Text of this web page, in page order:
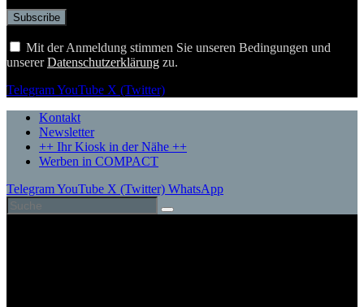
Mit der Anmeldung stimmen Sie unseren Bedingungen und
unsererDatenschutzerklärung zu.
TelegramYouTube X (Twitter)
Kontakt
Newsletter
++ Ihr Kiosk in der Nähe ++
Werben in COMPACT
TelegramYouTube X (Twitter) WhatsApp